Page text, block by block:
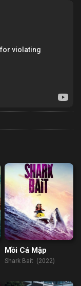
Mồi Cá Mập
Shark Bait (2022)